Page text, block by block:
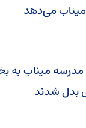
میناب می‌دهد
مدرسه میناب به
بدل شدند